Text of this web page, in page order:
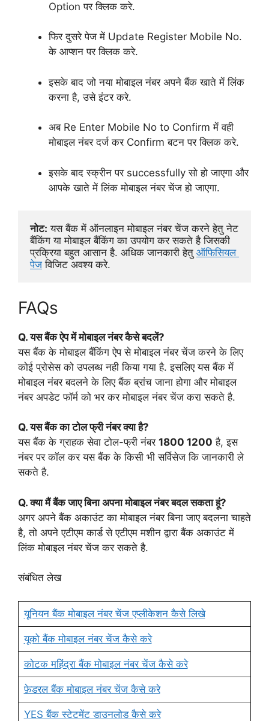
Option पर क्लिक करे.
फिर दुसरे पेज में Update Register Mobile No.
के आप्शन पर क्लिक करे.
इसके बाद जो नया मोबाइल नंबर अपने बैंक खाते में लिंक
करना है, उसे इंटर करे.
अब Re Enter Mobile No to Confirm में वही
मोबाइल नंबर दर्ज कर Confirm बटन पर क्लिक करे.
इसके बाद स्क्रीन पर successfully सो हो जाएगा और
आपके खाते में लिंक मोबाइल नंबर चेंज हो जाएगा.
नोट: यस बैंक में ऑनलाइन मोबाइल नंबर चेंज करने हेतु नेट
बैंकिंग या मोबाइल बैंकिंग का उपयोग कर सकते है जिसकी
प्रक्रिया बहुत आसान है. अधिक जानकारी हेतु ऑफिसियल
पेज विजिट अवश्य करे.
FAQs
Q. यस बैंक ऐप में मोबाइल नंबर कैसे बदलें?
यस बैंक के मोबाइल बैंकिंग ऐप से मोबाइल नंबर चेंज करने के लिए
कोई प्रोसेस को उपलब्ध नही किया गया है. इसलिए यस बैंक में
मोबाइल नंबर बदलने के लिए बैंक ब्रांच जाना होगा और मोबाइल
नंबर अपडेट फॉर्म को भर कर मोबाइल नंबर चेंज करा सकते है.
Q. यस बैंक का टोल फ्री नंबर क्या है?
यस बैंक के ग्राहक सेवा टोल-फ्री नंबर 1800 1200 है, इस
नंबर पर कॉल कर यस बैंक के किसी भी सर्विसेज कि जानकारी ले
सकते है.
Q. क्या मैं बैंक जाए बिना अपना मोबाइल नंबर बदल सकता हूं?
अगर अपने बैंक अकाउंट का मोबाइल नंबर बिना जाए बदलना चाहते
है, तो अपने एटीएम कार्ड से एटीएम मशीन द्वारा बैंक अकाउंट में
लिंक मोबाइल नंबर चेंज कर सकते है.
संबंधित लेख
यूनियन बैंक मोबाइल नंबर चेंज एप्लीकेशन कैसे लिखे
यूको बैंक मोबाइल नंबर चेंज कैसे करे
कोटक महिंद्रा बैंक मोबाइल नंबर चेंज कैसे करे
फ़ेडरल बैंक मोबाइल नंबर चेंज कैसे करे
YES बैंक स्टेटमेंट डाउनलोड कैसे करे